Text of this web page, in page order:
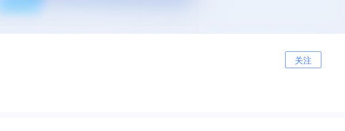
关注